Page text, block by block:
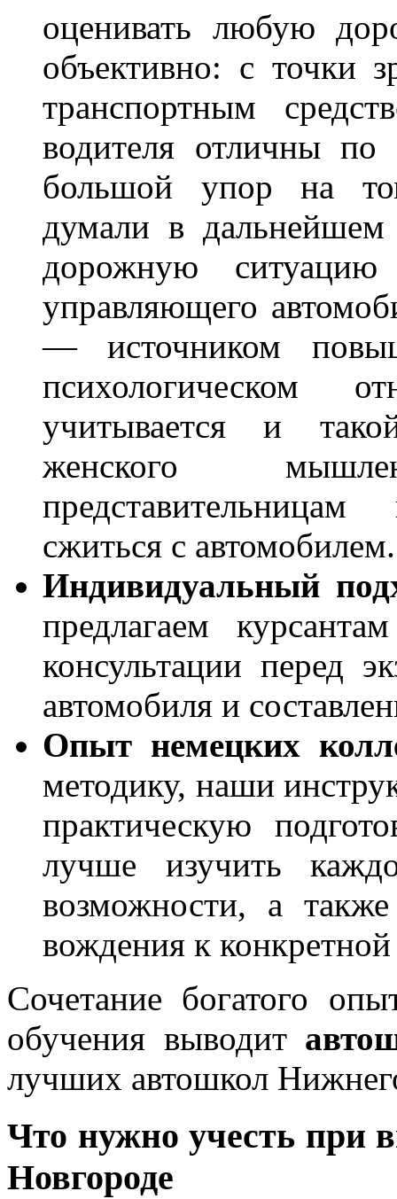
оценивать любую
объективно: с точки
транспортным
водителя отличны по
большой упор на
думали в дальнейшем
дорожную
управляющего
— источником
психологическом
учитывается и
женского
сжиться с автомобилем.
Индивидуальный
предлагаем
консультации перед
автомобиля и
Опыт немецких
методику, наши
практическую
лучше изучить
возможности, а
вождения к
Сочетание богатого
обучения выводит
лучших автошкол
Что нужно учесть при
Новгороде